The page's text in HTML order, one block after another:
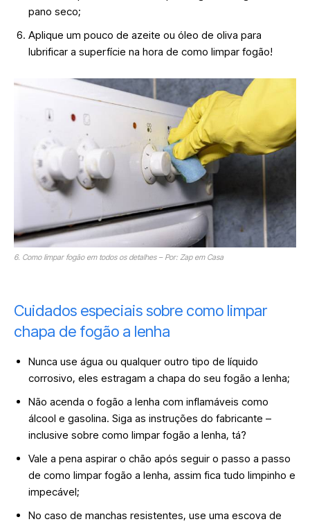
pano seco;
Aplique um pouco de azeite ou óleo de oliva para
lubrificar a superfície na hora de como limpar fogão!
6. Como limpar fogão em todos os detalhes – Por: Zap em Casa
Cuidados especiais sobre como limpar
chapa de fogão a lenha
Nunca use água ou qualquer outro tipo de líquido
corrosivo, eles estragam a chapa do seu fogão a lenha;
Não acenda o fogão a lenha com inflamáveis como
álcool e gasolina. Siga as instruções do fabricante –
inclusive sobre como limpar fogão a lenha, tá?
Vale a pena aspirar o chão após seguir o passo a passo
de como limpar fogão a lenha, assim fica tudo limpinho e
impecável;
No caso de manchas resistentes, use uma escova de